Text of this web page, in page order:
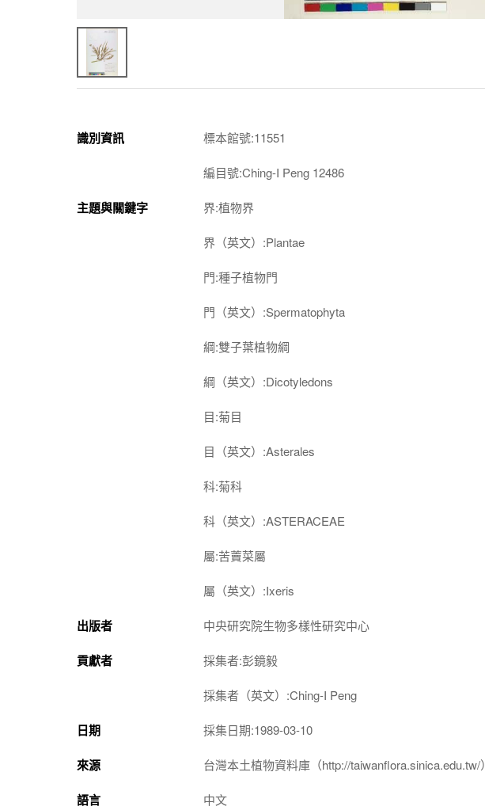
識別資訊 標本館號:11551
編目號:Ching-I Peng 12486
主題與關鍵字 界:植物界
界（英文）:Plantae
門:種子植物門
門（英文）:Spermatophyta
綱:雙子葉植物綱
綱（英文）:Dicotyledons
目:菊目
目（英文）:Asterales
科:菊科
科（英文）:ASTERACEAE
屬:苦藚菜屬
屬（英文）:Ixeris
出版者 中央研究院生物多樣性研究中心
貢獻者 採集者:彭鏡毅
採集者（英文）:Ching-I Peng
日期 採集日期:1989-03-10
來源 台灣本土植物資料庫（http://taiwanflora.sinica.edu.tw/）
語言 中文